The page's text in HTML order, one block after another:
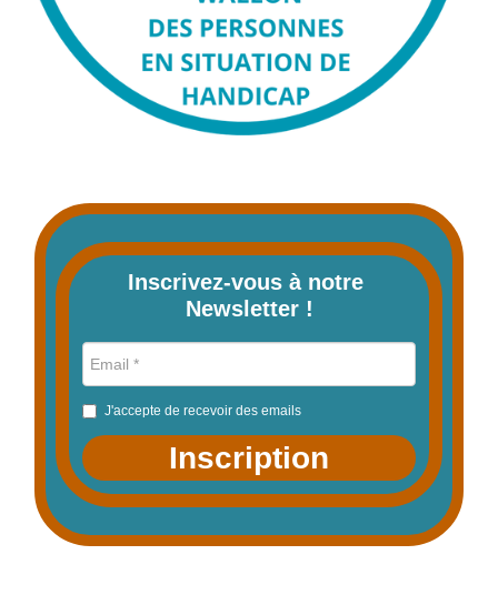
Inscrivez-vous à notre
Newsletter !
J'accepte de recevoir des emails
Inscription